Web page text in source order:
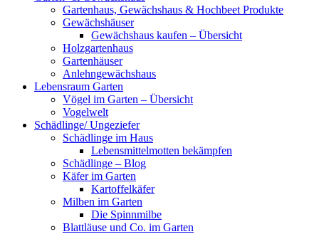
Gartenhaus, Gewächshaus & Hochbeet Produkte
Gewächshäuser
Gewächshaus kaufen – Übersicht
Holzgartenhaus
Gartenhäuser
Anlehngewächshaus
Lebensraum Garten
Vögel im Garten – Übersicht
Vogelwelt
Schädlinge/ Ungeziefer
Schädlinge im Haus
Lebensmittelmotten bekämpfen
Schädlinge – Blog
Käfer im Garten
Kartoffelkäfer
Milben im Garten
Die Spinnmilbe
Blattläuse und Co. im Garten